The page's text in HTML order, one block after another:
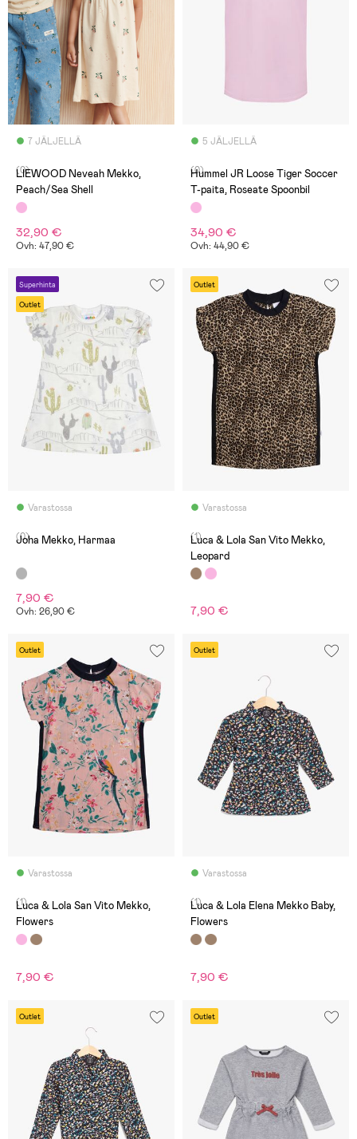
7 JÄLJELLÄ
(0)
LIEWOOD Neveah Mekko,
Peach/Sea Shell
32,90 €
Ovh: 47,90 €
5 JÄLJELLÄ
(0)
Hummel JR Loose Tiger Soccer
T-paita, Roseate Spoonbil
34,90 €
Ovh: 44,90 €
Superhinta
Outlet
Varastossa
(0)
Joha Mekko, Harmaa
7,90 €
Ovh: 26,90 €
Outlet
Varastossa
(1)
Luca & Lola San Vito Mekko,
Leopard
7,90 €
Outlet
Varastossa
(1)
Luca & Lola San Vito Mekko,
Flowers
7,90 €
Outlet
Varastossa
(1)
Luca & Lola Elena Mekko Baby,
Flowers
7,90 €
Outlet Outlet